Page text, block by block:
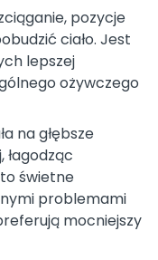
pozycje
ciało. Jest
lepszej
ożywczego
na głębsze
łagodząc
świetne
problemami
mocniejszy